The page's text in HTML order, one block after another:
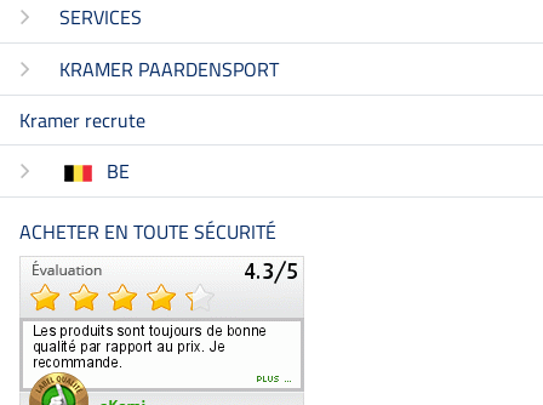
SERVICES
KRAMER PAARDENSPORT
Kramer recrute
BE
ACHETER EN TOUTE SÉCURITÉ